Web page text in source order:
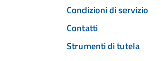
Condizioni di servizio
Contatti
Strumenti di tutela